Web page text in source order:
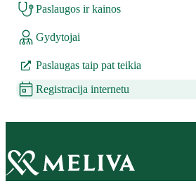
Paslaugos ir kainos
Gydytojai
Paslaugas taip pat teikia
Registracija internetu